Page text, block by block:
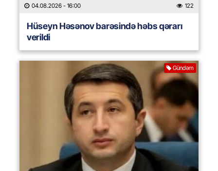
04.08.2026 - 16:00 122
Hüseyn Həsənov barəsində həbs qərarı
verildi
Gündəm